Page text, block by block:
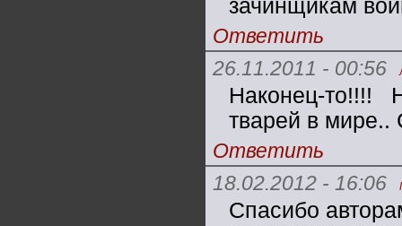
зачинщикам
Ответить
26.11.2011 - 00:56
Наконец-
тварей в
Ответить
18.02.2012 - 16:06
Спасибо